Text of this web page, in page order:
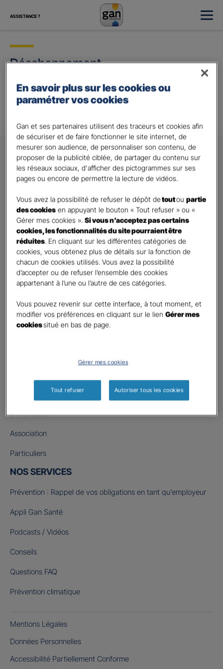
ASSISTANCE ?
Désabonnement
Votre demande de désabonnement a bien été
prise en compte et sera effective sous une
semaine.
GAN ASSURANCES
Nous contacter
Qui sommes nous ?
Nous rejoindre
Devenir Agent général
Fondation Gan pour le Cinéma
Construction
Association
Particuliers
NOS SERVICES
Prévention : Rappel de vos obligations en tant qu’employeur
Appli Gan Santé
Podcasts / Vidéos
Conseils
Questions FAQ
Prévention climatique
Mentions Légales
Données Personnelles
Accessibilité Partiellement Conforme
En savoir plus sur les cookies ou
paramétrer vos cookies
Gan et ses partenaires utilisent des traceurs et cookies afin
de sécuriser et de faire fonctionner le site internet, de
mesurer son audience, de personnaliser son contenu, de
proposer de la publicité ciblée, de partager du contenu sur
les réseaux sociaux, d'afficher des pictogrammes sur ses
pages ou encore de permettre la lecture de vidéos.
Vous avez la possibilité de refuser le dépôt detoutoupartie
des cookies en appuyant le bouton « Tout refuser » ou «
Gérer mes cookies ».Si vous n’acceptez pas certains
cookies, les fonctionnalités du site pourraient être
réduites. En cliquant sur les différentes catégories de
cookies, vous obtenez plus de détails sur la fonction de
chacun de cookies utilisés. Vous avez la possibilité
d’accepter ou de refuser l’ensemble des cookies
appartenant à l’une ou l’autre de ces catégories.
Vous pouvez revenir sur cette interface, à tout moment, et
modifier vos préférences en cliquant sur le lienGérer mes
cookiessitué en bas de page.
Gérer mes cookies
Tout refuser Autoriser tous les cookies